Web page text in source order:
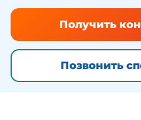
Получить
Позвонить